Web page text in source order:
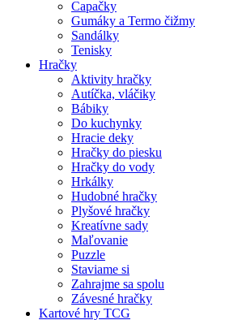
Capačky
Gumáky a Termo čižmy
Sandálky
Tenisky
Hračky
Aktivity hračky
Autíčka, vláčiky
Bábiky
Do kuchynky
Hracie deky
Hračky do piesku
Hračky do vody
Hrkálky
Hudobné hračky
Plyšové hračky
Kreatívne sady
Maľovanie
Puzzle
Staviame si
Zahrajme sa spolu
Závesné hračky
Kartové hry TCG